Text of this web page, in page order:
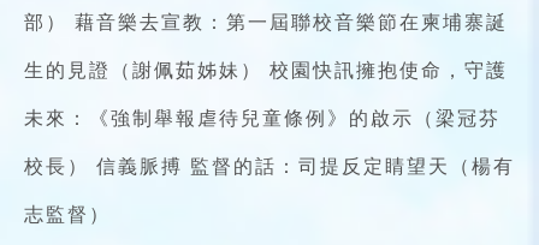
部） 藉音樂去宣教：第一屆聯校音樂節在柬埔寨誕
生的見證（謝佩茹姊妹） 校園快訊擁抱使命，守護
未來：《強制舉報虐待兒童條例》的啟示（梁冠芬
校長） 信義脈搏 監督的話：司提反定睛望天（楊有
志監督）